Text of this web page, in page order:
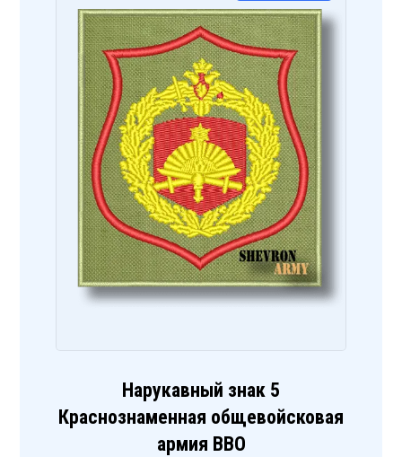
Нарукавный знак 5
Краснознаменная общевойсковая
армия ВВО